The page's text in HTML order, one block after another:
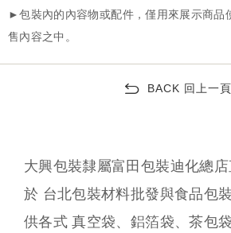
BACK 回上一頁
大興包裝隸屬富田包裝迪化總
於 台北包裝材料批發與食品包
供各式 真空袋、鋁箔袋、茶包